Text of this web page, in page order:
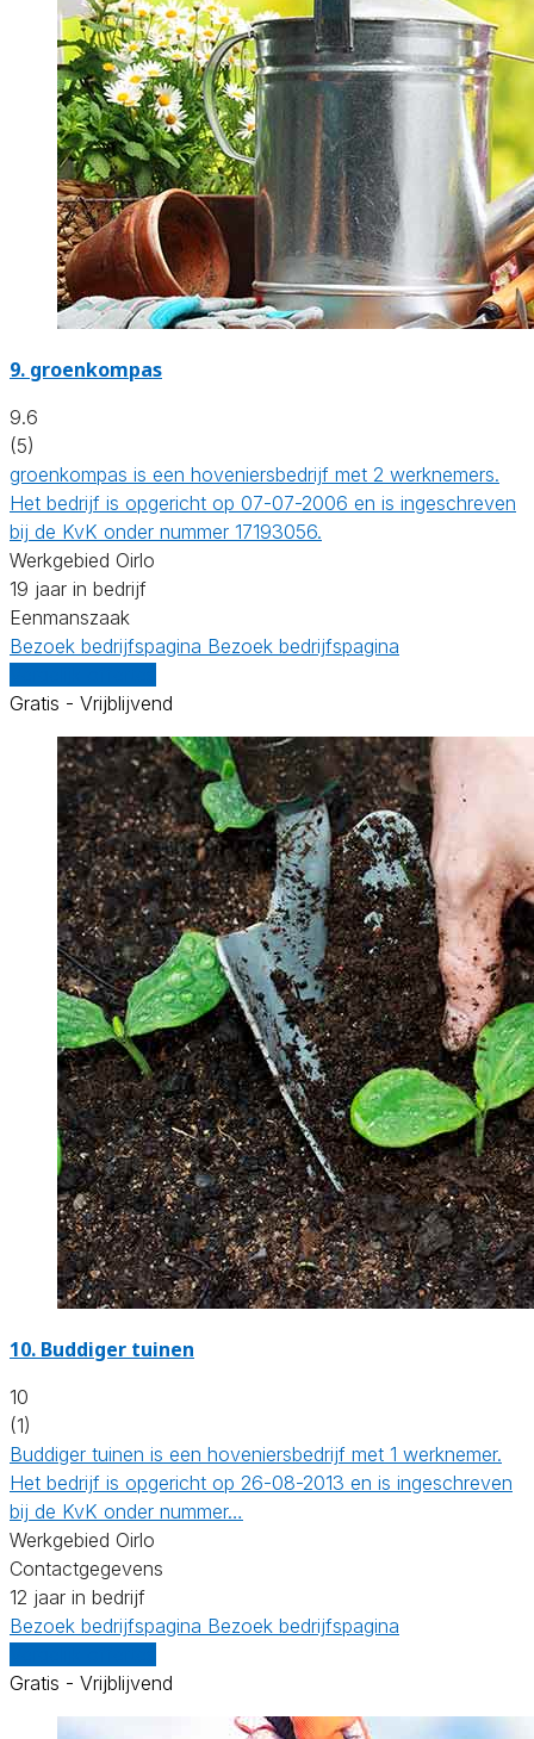
9. groenkompas
9.6
(5)
groenkompas is een hoveniersbedrijf met 2 werknemers.
Het bedrijf is opgericht op 07-07-2006 en is ingeschreven
bij de KvK onder nummer 17193056.
Werkgebied Oirlo
19 jaar in bedrijf
Eenmanszaak
Bezoek bedrijfspagina Bezoek bedrijfspagina
Gratis - Vrijblijvend
10. Buddiger tuinen
10
(1)
Buddiger tuinen is een hoveniersbedrijf met 1 werknemer.
Het bedrijf is opgericht op 26-08-2013 en is ingeschreven
bij de KvK onder nummer…
Werkgebied Oirlo
Contactgegevens
12 jaar in bedrijf
Bezoek bedrijfspagina Bezoek bedrijfspagina
Gratis - Vrijblijvend